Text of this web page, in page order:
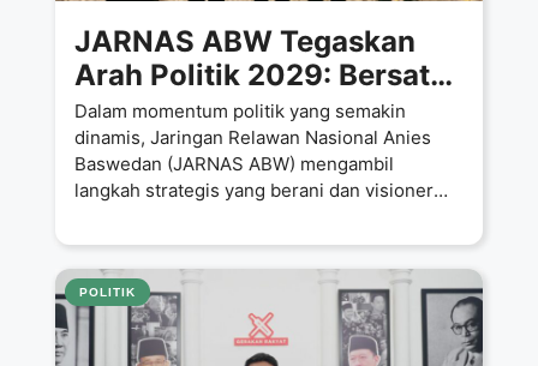
JARNAS ABW Tegaskan
Arah Politik 2029: Bersatu
Untuk Rakyat, Dukung
Partai Gerakan Rakyat
Dalam momentum politik yang semakin
dinamis, Jaringan Relawan Nasional Anies
Baswedan (JARNAS ABW) mengambil
langkah strategis yang berani dan visioner
POLITIK